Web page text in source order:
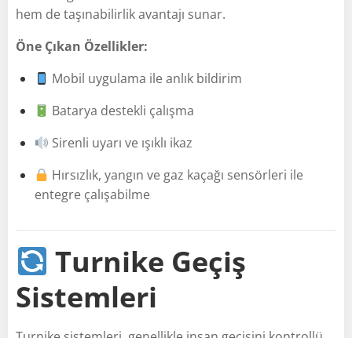
hem de taşınabilirlik avantajı sunar.
Öne Çıkan Özellikler:
Mobil uygulama ile anlık bildirim
Batarya destekli çalışma
Sirenli uyarı ve ışıklı ikaz
Hırsızlık, yangın ve gaz kaçağı sensörleri ile
entegre çalışabilme
Turnike Geçiş
Sistemleri